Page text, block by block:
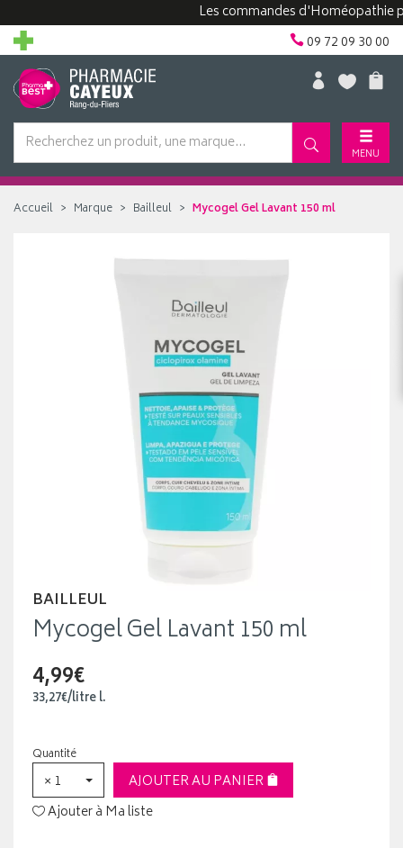
Les commandes d'Homéopathie
09 72 09 30 00
MENU
Accueil Marque Bailleul Mycogel Gel Lavant 150 ml
BAILLEUL
Mycogel Gel Lavant 150 ml
4,99€
33,27€/litrel.
Quantité
× 1
AJOUTER AU PANIER
Ajouter à Ma liste